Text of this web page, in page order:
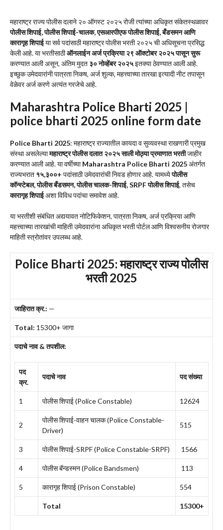
महाराष्ट्र राज्य पोलीस दलाने २० ऑगस्ट २०२५ रोजी त्यांच्या अधिकृत संकेतस्थळावर
पोलीस शिपाई, पोलीस शिपाई-चालक, एसआरपीएफ पोलीस शिपाई, बँडसमन आणि
कारागृह शिपाईया सर्व पदांसाठी महाराष्ट्र पोलीस भरती २०२५ ची अधिसूचना प्रसिद्ध
केली आहे. या भरतीसाठीऑनलाईन अर्ज प्रक्रिया २९ ऑक्टोबर २०२५ पासून सुरू
करण्यात आली असून, अंतिम मुदत ३० नोव्हेंबर २०२५इतक्या ठेवण्यात आली आहे.
इच्छुक उमेदवारांनी पात्रता निकष, अर्ज शुल्क, महत्त्वाच्या तारखा इत्यादी नीट तपासून
वेळेवर अर्ज करणे अत्यंत गरजेचे आहे.
Maharashtra Police Bharti 2025 |
police bharti 2025 online form date
Police Bharti 2025: महाराष्ट्र राज्यातील कायदा व सुव्यवस्था राखणारी प्रमुख
संस्था असलेल्यामहाराष्ट्र पोलीस दलात २०२५ साली मोठ्या प्रमाणात भरतीजाहीर
करण्यात आली आहे. या वर्षीच्याMaharashtra Police Bharti 2025अंतर्गत
राज्यभरात १५,३००+ पदांसाठी उमेदवारांची निवड होणार आहे. यामध्येपोलीस
कॉन्स्टेबल, पोलीस बँडसमन, पोलीस चालक-शिपाई, SRPF पोलीस शिपाई, तसेच
कारागृह शिपाईअशा विविध पदांचा समावेश आहे.
या भरतीशी संबंधित अद्ययावत नोटिफिकेशन, पात्रता निकष, अर्ज प्रक्रिया आणि
महत्त्वाच्या तारखांची माहिती उमेदवारांना अधिकृत भरती पोर्टल आणि विश्वसनीय रोजगार
माहिती स्त्रोतांवर उपलब्ध आहे.
Police Bharti 2025: महाराष्ट्र राज्य पोलीस
भरती 2025
जाहिरात क्र.: —
Total: 15300+ जागा
पदाचे नाव & तपशील:
पद
क्र.
पदाचे नाव पद संख्या
1 पोलीस शिपाई (Police Constable) 12624
2
पोलीस शिपाई-वाहन चालक (Police Constable-
Driver)
515
3 पोलीस शिपाई-SRPF (Police Constable-SRPF) 1566
4 पोलीस बॅन्डस्मन (Police Bandsmen) 113
5 कारागृह शिपाई (Prison Constable) 554
Total 15300+